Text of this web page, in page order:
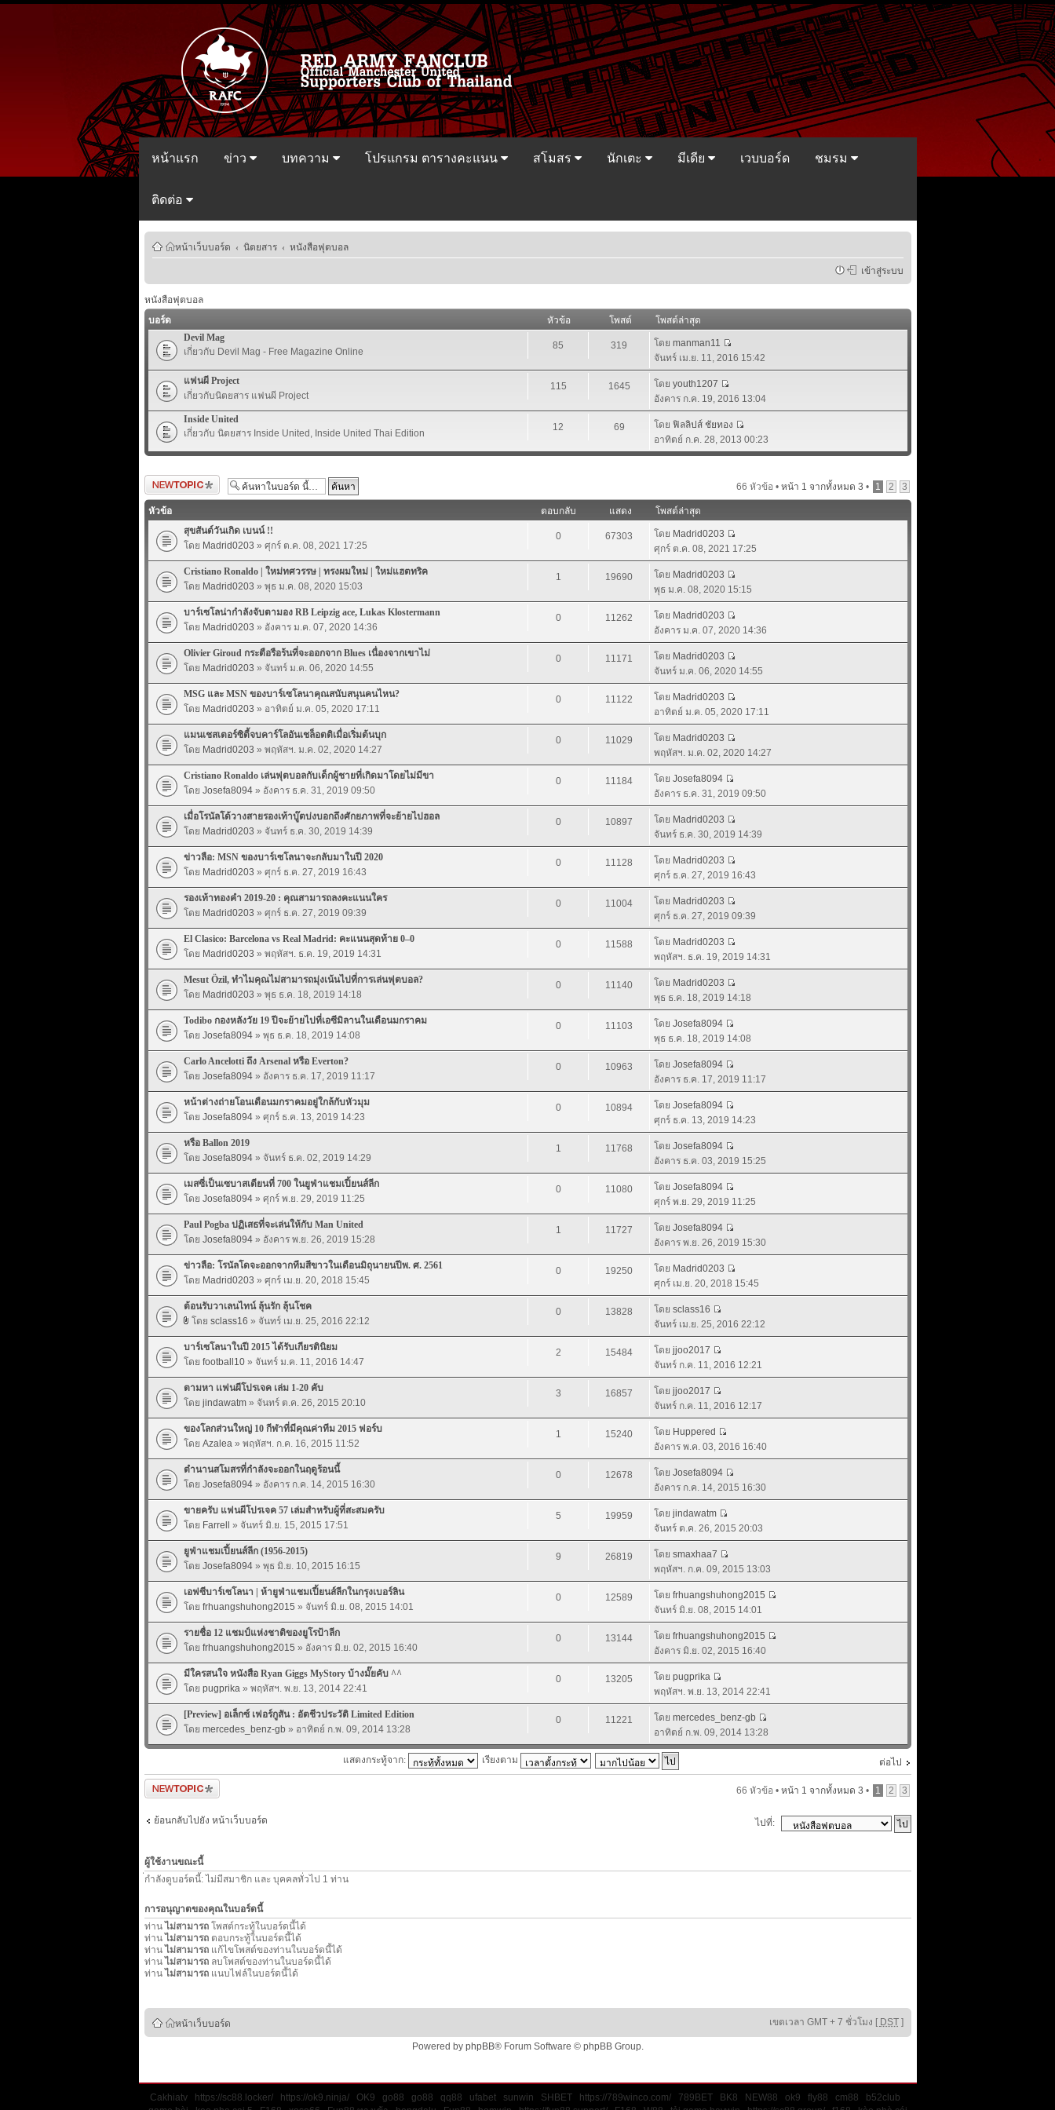
หน้าแรก ข่าว บทความ โปรแกรม ตารางคะแนน สโมสร นักเตะ มีเดีย เวบบอร์ด ชมรม
ติดต่อ
หน้าเว็บบอร์ด ‹ นิตยสาร ‹ หนังสือฟุตบอล
เข้าสู่ระบบ
หนังสือฟุตบอล
บอร์ด
หัวข้อ โพสต์
โพสต์ล่าสุด
Devil Mag
เกี่ยวกับ Devil Mag - Free Magazine Online
85 319 โดย manman11
จันทร์ เม.ย. 11, 2016 15:42
แฟนผี Project
เกี่ยวกับนิตยสาร แฟนผี Project
115 1645 โดย youth1207
อังคาร ก.ค. 19, 2016 13:04
Inside United
เกี่ยวกับ นิตยสาร Inside United, Inside United Thai Edition
12 69 โดย ฟิลลิปส์ ชัยทอง
อาทิตย์ ก.ค. 28, 2013 00:23
ตั้งกระทู้ใหม่ 66 หัวข้อ • หน้า 1 จากทั้งหมด 3 • 1 2 3
หัวข้อ ตอบกลับ แสดง
โพสต์ล่าสุด
สุขสันต์วันเกิด เบนน์ !!
โดย Madrid0203 » ศุกร์ ต.ค. 08, 2021 17:25
0 67303 โดย Madrid0203
ศุกร์ ต.ค. 08, 2021 17:25
Cristiano Ronaldo | ใหม่ทศวรรษ | ทรงผมใหม่ | ใหม่แฮตทริค
โดย Madrid0203 » พุธ ม.ค. 08, 2020 15:03
1 19690 โดย Madrid0203
พุธ ม.ค. 08, 2020 15:15
บาร์เซโลน่ากำลังจับตามอง RB Leipzig ace, Lukas Klostermann
โดย Madrid0203 » อังคาร ม.ค. 07, 2020 14:36
0 11262 โดย Madrid0203
อังคาร ม.ค. 07, 2020 14:36
Olivier Giroud กระตือรือร้นที่จะออกจาก Blues เนื่องจากเขาไม่
โดย Madrid0203 » จันทร์ ม.ค. 06, 2020 14:55
0 11171 โดย Madrid0203
จันทร์ ม.ค. 06, 2020 14:55
MSG และ MSN ของบาร์เซโลนาคุณสนับสนุนคนไหน?
โดย Madrid0203 » อาทิตย์ ม.ค. 05, 2020 17:11
0 11122 โดย Madrid0203
อาทิตย์ ม.ค. 05, 2020 17:11
แมนเชสเตอร์ซิตี้จบคาร์โลอันเชล็อตติเมื่อเริ่มต้นบุก
โดย Madrid0203 » พฤหัสฯ. ม.ค. 02, 2020 14:27
0 11029 โดย Madrid0203
พฤหัสฯ. ม.ค. 02, 2020 14:27
Cristiano Ronaldo เล่นฟุตบอลกับเด็กผู้ชายที่เกิดมาโดยไม่มีขา
โดย Josefa8094» อังคาร ธ.ค. 31, 2019 09:50
0 11184 โดย Josefa8094
อังคาร ธ.ค. 31, 2019 09:50
เมื่อโรนัลโด้วางสายรองเท้าบู๊ตบ่งบอกถึงศักยภาพที่จะย้ายไปฮอล
โดย Madrid0203 » จันทร์ ธ.ค. 30, 2019 14:39
0 10897 โดย Madrid0203
จันทร์ ธ.ค. 30, 2019 14:39
ข่าวลือ: MSN ของบาร์เซโลนาจะกลับมาในปี 2020
โดย Madrid0203 » ศุกร์ ธ.ค. 27, 2019 16:43
0 11128 โดย Madrid0203
ศุกร์ ธ.ค. 27, 2019 16:43
รองเท้าทองคำ 2019-20 : คุณสามารถลงคะแนนใคร
โดย Madrid0203 » ศุกร์ ธ.ค. 27, 2019 09:39
0 11004 โดย Madrid0203
ศุกร์ ธ.ค. 27, 2019 09:39
El Clasico: Barcelona vs Real Madrid: คะแนนสุดท้าย 0–0
โดย Madrid0203 » พฤหัสฯ. ธ.ค. 19, 2019 14:31
0 11588 โดย Madrid0203
พฤหัสฯ. ธ.ค. 19, 2019 14:31
Mesut Özil, ทำไมคุณไม่สามารถมุ่งเน้นไปที่การเล่นฟุตบอล?
โดย Madrid0203 » พุธ ธ.ค. 18, 2019 14:18
0 11140 โดย Madrid0203
พุธ ธ.ค. 18, 2019 14:18
Todibo กองหลังวัย 19 ปีจะย้ายไปที่เอซีมิลานในเดือนมกราคม
โดย Josefa8094» พุธ ธ.ค. 18, 2019 14:08
0 11103 โดย Josefa8094
พุธ ธ.ค. 18, 2019 14:08
Carlo Ancelotti ถึง Arsenal หรือ Everton?
โดย Josefa8094» อังคาร ธ.ค. 17, 2019 11:17
0 10963 โดย Josefa8094
อังคาร ธ.ค. 17, 2019 11:17
หน้าต่างถ่ายโอนเดือนมกราคมอยู่ใกล้กับหัวมุม
โดย Josefa8094» ศุกร์ ธ.ค. 13, 2019 14:23
0 10894 โดย Josefa8094
ศุกร์ ธ.ค. 13, 2019 14:23
หรือ Ballon 2019
โดย Josefa8094» จันทร์ ธ.ค. 02, 2019 14:29
1 11768 โดย Josefa8094
อังคาร ธ.ค. 03, 2019 15:25
เมสซี่เป็นเซบาสเตียนที่ 700 ในยูฟ่าแชมเปี้ยนส์ลีก
โดย Josefa8094» ศุกร์ พ.ย. 29, 2019 11:25
0 11080 โดย Josefa8094
ศุกร์ พ.ย. 29, 2019 11:25
Paul Pogba ปฏิเสธที่จะเล่นให้กับ Man United
โดย Josefa8094» อังคาร พ.ย. 26, 2019 15:28
1 11727 โดย Josefa8094
อังคาร พ.ย. 26, 2019 15:30
ข่าวลือ: โรนัลโดจะออกจากทีมสีขาวในเดือนมิถุนายนปีพ. ศ. 2561
โดย Madrid0203 » ศุกร์ เม.ย. 20, 2018 15:45
0 19250 โดย Madrid0203
ศุกร์ เม.ย. 20, 2018 15:45
ต้อนรับวาเลนไทน์ ลุ้นรัก ลุ้นโชค
โดย sclass16 » จันทร์ เม.ย. 25, 2016 22:12
0 13828 โดย sclass16
จันทร์ เม.ย. 25, 2016 22:12
บาร์เซโลนาในปี 2015 ได้รับเกียรตินิยม
โดย football10» จันทร์ ม.ค. 11, 2016 14:47
2 15484 โดย jjoo2017
จันทร์ ก.ค. 11, 2016 12:21
ตามหา เเฟนผีโปรเจค เล่ม 1-20 คับ
โดย jindawatm» จันทร์ ต.ค. 26, 2015 20:10
3 16857 โดย jjoo2017
จันทร์ ก.ค. 11, 2016 12:17
ของโลกส่วนใหญ่ 10 กีฬาที่มีคุณค่าทีม 2015 ฟอร์บ
โดย Azalea» พฤหัสฯ. ก.ค. 16, 2015 11:52
1 15240 โดย Huppered
อังคาร พ.ค. 03, 2016 16:40
ตำนานสโมสรที่กำลังจะออกในฤดูร้อนนี้
โดย Josefa8094» อังคาร ก.ค. 14, 2015 16:30
0 12678 โดย Josefa8094
อังคาร ก.ค. 14, 2015 16:30
ขายครับ แฟนผีโปรเจค 57 เล่มสำหรับผู้ที่สะสมครับ
โดย Farrell » จันทร์ มิ.ย. 15, 2015 17:51
5 19959 โดย jindawatm
จันทร์ ต.ค. 26, 2015 20:03
ยูฟ่าแชมเปี้ยนส์ลีก (1956-2015)
โดย Josefa8094» พุธ มิ.ย. 10, 2015 16:15
9 26819 โดย smaxhaa7
พฤหัสฯ. ก.ค. 09, 2015 13:03
เอฟซีบาร์เซโลนา | ห้ายูฟ่าแชมเปี้ยนส์ลีกในกรุงเบอร์ลิน
โดย frhuangshuhong2015 » จันทร์ มิ.ย. 08, 2015 14:01
0 12589 โดย frhuangshuhong2015
จันทร์ มิ.ย. 08, 2015 14:01
รายชื่อ 12 แชมป์แห่งชาติของยูโรป้าลีก
โดย frhuangshuhong2015 » อังคาร มิ.ย. 02, 2015 16:40
0 13144 โดย frhuangshuhong2015
อังคาร มิ.ย. 02, 2015 16:40
มีใครสนใจ หนังสือ Ryan Giggs MyStory บ้างมั๊ยคับ ^^
โดย pugprika» พฤหัสฯ. พ.ย. 13, 2014 22:41
0 13205 โดย pugprika
พฤหัสฯ. พ.ย. 13, 2014 22:41
[Preview] อเล็กซ์ เฟอร์กูสัน : อัตชีวประวัติ Limited Edition
โดย mercedes_benz-gb » อาทิตย์ ก.พ. 09, 2014 13:28
0 11221 โดย mercedes_benz-gb
อาทิตย์ ก.พ. 09, 2014 13:28
ต่อไป
แสดงกระทู้จาก: เรียงตาม
ตั้งกระทู้ใหม่ 66 หัวข้อ • หน้า 1 จากทั้งหมด 3 • 1 2 3
ย้อนกลับไปยัง หน้าเว็บบอร์ด ไปที่:
ผู้ใช้งานขณะนี้
่กำลังดูบอร์ดนี้: ไม่มีสมาชิก และ บุคคลทั่วไป 1 ท่าน
การอนุญาตของคุณในบอร์ดนี้
ท่าน ไม่สามารถโพสต์กระทู้ในบอร์ดนี้ได้
ท่าน ไม่สามารถตอบกระทู้ในบอร์ดนี้ได้
ท่าน ไม่สามารถแก้ไขโพสต์ของท่านในบอร์ดนี้ได้
ท่าน ไม่สามารถลบโพสต์ของท่านในบอร์ดนี้ได้
ท่าน ไม่สามารถแนบไฟล์ในบอร์ดนี้ได้
หน้าเว็บบอร์ด เขตเวลา GMT + 7 ชั่วโมง [ DST]
Powered by phpBB® Forum Software © phpBB Group.
Cakhiatv https://sc88.locker/ https://ok9.ninja/ OK9 go88 go88 qq88 ufabet sunwin SHBET https://789winco.com/ 789BET BK8 NEW88 ok9 fly88 cm88
b52club